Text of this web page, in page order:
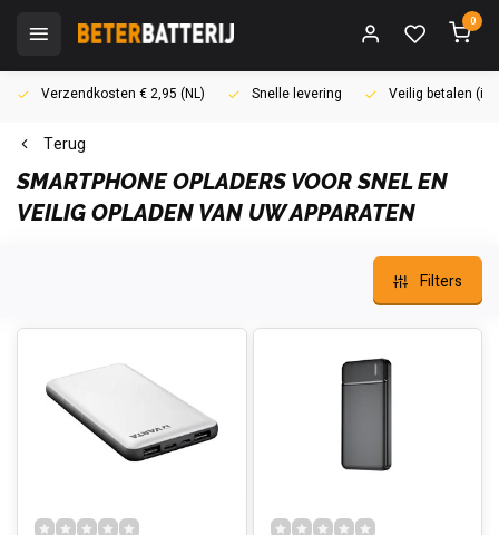
0
Verzendkosten € 2,95 (NL) Snelle levering Veilig betalen
Terug
SMARTPHONE OPLADERS VOOR SNEL EN
VEILIG OPLADEN VAN UW APPARATEN
Filters